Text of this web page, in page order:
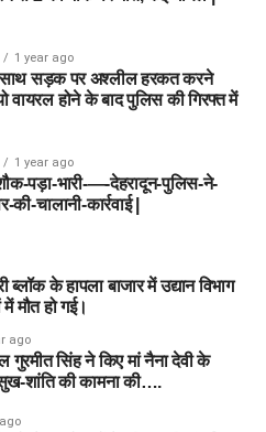
1 year ago
साथ सड़क पर अश्लील हरकत करने
वायरल होने के बाद पुलिस की गिरफ्त में
1 year ago
पड़ा-भारी-—-देहरादून-पुलिस-ने-
चालानी-कार्रवाई |
के हापला बाजार में उद्यान विभाग
मौत हो गई।
ago
गुरमीत सिंह ने किए मां नैना देवी के
शांति की कामना की….